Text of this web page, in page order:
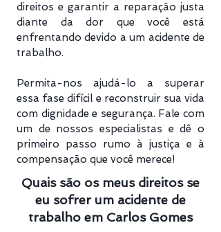
direitos e garantir a reparação justa
diante da dor que você está
enfrentando devido a um acidente de
trabalho.
Permita-nos ajudá-lo a superar
essa fase difícil e reconstruir sua vida
com dignidade e segurança. Fale com
um de nossos especialistas e dê o
primeiro passo rumo à justiça e à
compensação que você merece!
Quais são os meus direitos se
eu sofrer um acidente de
trabalho em Carlos Gomes